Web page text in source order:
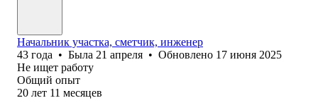
Начальник участка, сметчик, инженер
43 года • Была 21 апреля • Обновлено 17 июня 2025
Не ищет работу
Общий опыт
20 лет 11 месяцев